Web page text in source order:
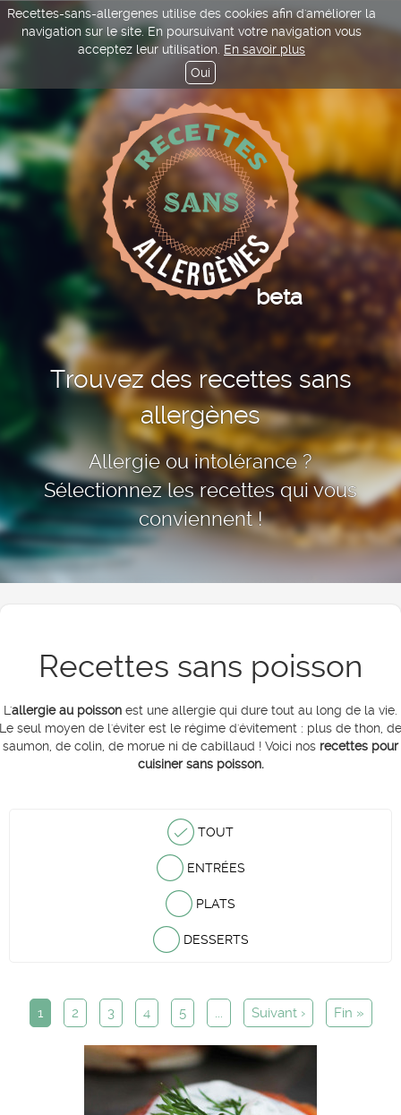
Recettes-sans-allergenes utilise des cookies afin d'améliorer la
navigation sur le site. En poursuivant votre navigation vous
acceptez leur utilisation. En savoir plus
Oui
beta
Trouvez des recettes sans
allergènes
Allergie ou intolérance ?
Sélectionnez les recettes qui vous
conviennent !
Recettes sans poisson
L'allergie au poisson est une allergie qui dure tout au long de la vie.
Le seul moyen de l'éviter est le régime d'évitement : plus de thon, de
saumon, de colin, de morue ni de cabillaud ! Voici nos recettes pour
cuisiner sans poisson.
TOUT
ENTRÉES
PLATS
DESSERTS
1 2 3 4 5 ... Suivant › Fin »